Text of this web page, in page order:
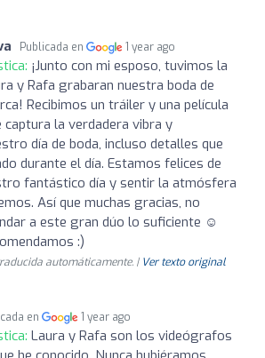
Publicada en 1 year ago
¡Junto con mi esposo, tuvimos la
y Rafa grabaran nuestra boda de
Recibimos un tráiler y una película
captura la verdadera vibra y
día de boda, incluso detalles que
durante el día. Estamos felices de
fantástico día y sentir la atmósfera
Así que muchas gracias, no
a este gran dúo lo suficiente ☺️
:)
automáticamente. | Ver texto original
en 1 year ago
Laura y Rafa son los videógrafos